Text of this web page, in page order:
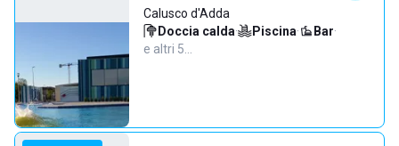
Calusco d'Adda
Doccia calda· Piscina· Bar·
e altri 5…